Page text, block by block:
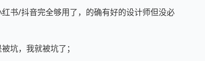
书/抖音完全够用了，的确有好的设计师但没必
坑，我就被坑了；